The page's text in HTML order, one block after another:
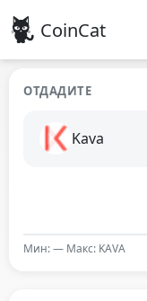
CoinCat
ОТДАДИТЕ
Kava
Мин: — Макс: KAVA